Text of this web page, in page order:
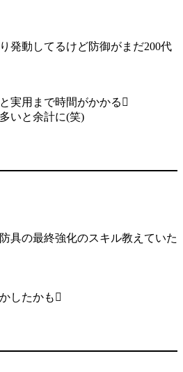
発動してるけど防御がまだ200代
実用まで時間がかかる
いと余計に(笑)
具の最終強化のスキル教えていた
したかも